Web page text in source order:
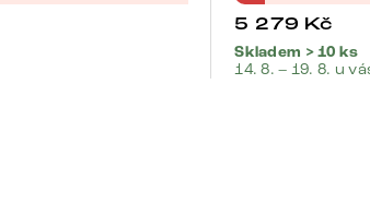
5 279 Kč
Skladem > 10 ks
14. 8. – 19. 8. u